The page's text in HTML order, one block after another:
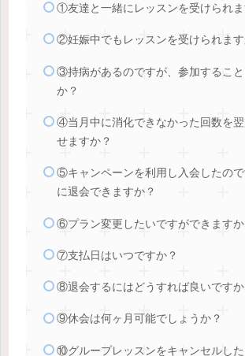
①友達と一緒にレッスンを受けられま
②妊娠中でもレッスンを受けられます
③持病があるのですが、参加するこ
か？
④当月中に消化できなかった回数を
せますか？
⑤キャンペーンを利用し入会したの
に退会できますか？
⑥プラン変更したいですができますか
⑦支払日はいつですか？
⑧退会するにはどうすれば良いですか
⑨休会は何ヶ月可能でしょうか？
⑩グループレッスンをキャンセルし